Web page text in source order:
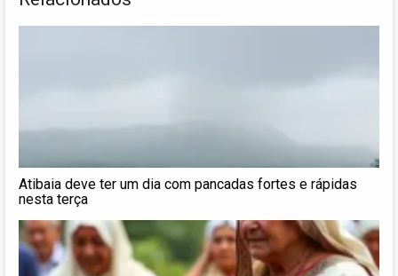
Atibaia deve ter um dia com pancadas fortes e rápidas
nesta terça